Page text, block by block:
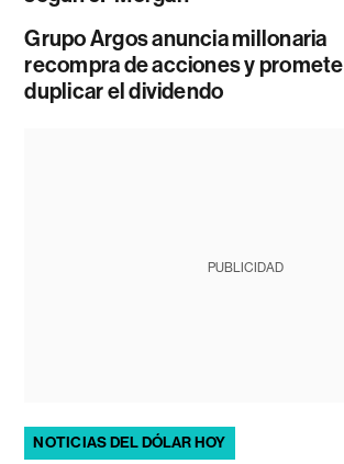
Grupo Argos anuncia millonaria
recompra de acciones y promete
duplicar el dividendo
PUBLICIDAD
NOTICIAS DEL DÓLAR HOY